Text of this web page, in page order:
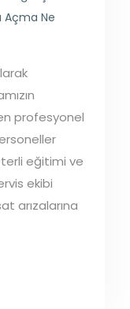
Açma Ne
profesyonel
eğitimi ve
ekibi
arızalarına